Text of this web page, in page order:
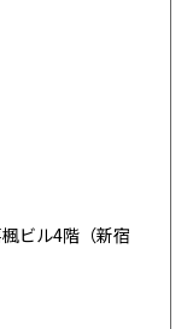
ビル4階（新宿